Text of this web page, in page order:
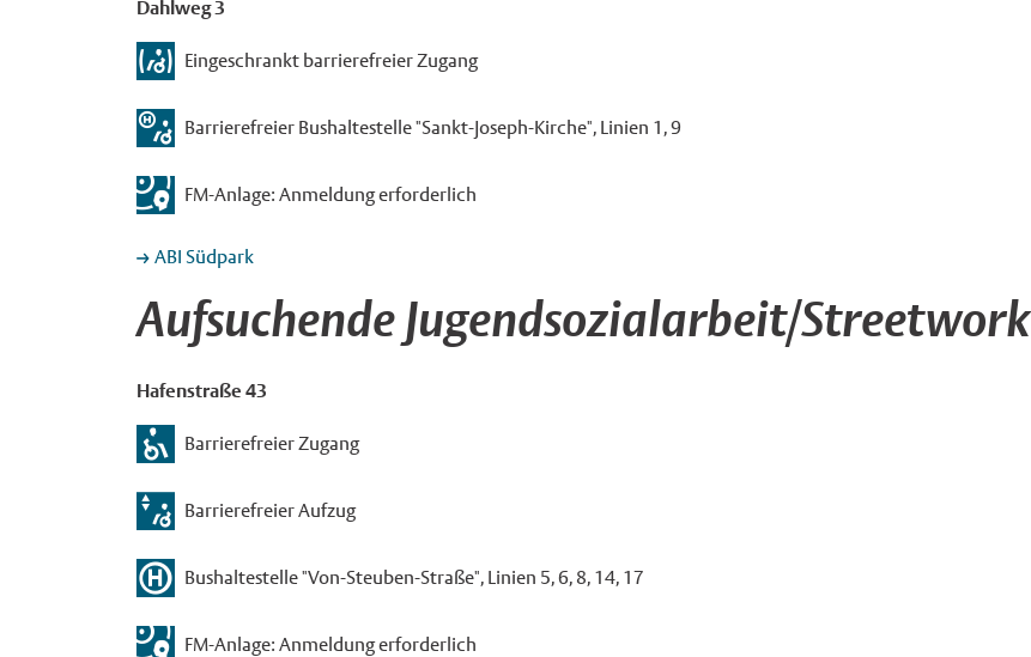
Dahlweg 3
Eingeschrankt barrierefreier Zugang
Barrierefreier Bushaltestelle "Sankt-Joseph-Kirche", Linien 1, 9
FM-Anlage: Anmeldung erforderlich
ABI Südpark
Aufsuchende Jugendsozialarbeit/Streetwork
Hafenstraße 43
Barrierefreier Zugang
Barrierefreier Aufzug
Bushaltestelle "Von-Steuben-Straße", Linien 5, 6, 8, 14, 17
FM-Anlage: Anmeldung erforderlich